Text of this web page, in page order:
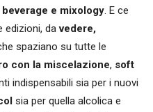
e mixology. E ce
edizioni, davedere,
spaziano su tutte le
con la miscelazione, soft
indispensabili sia per i nuovi
sia per quella alcolica e